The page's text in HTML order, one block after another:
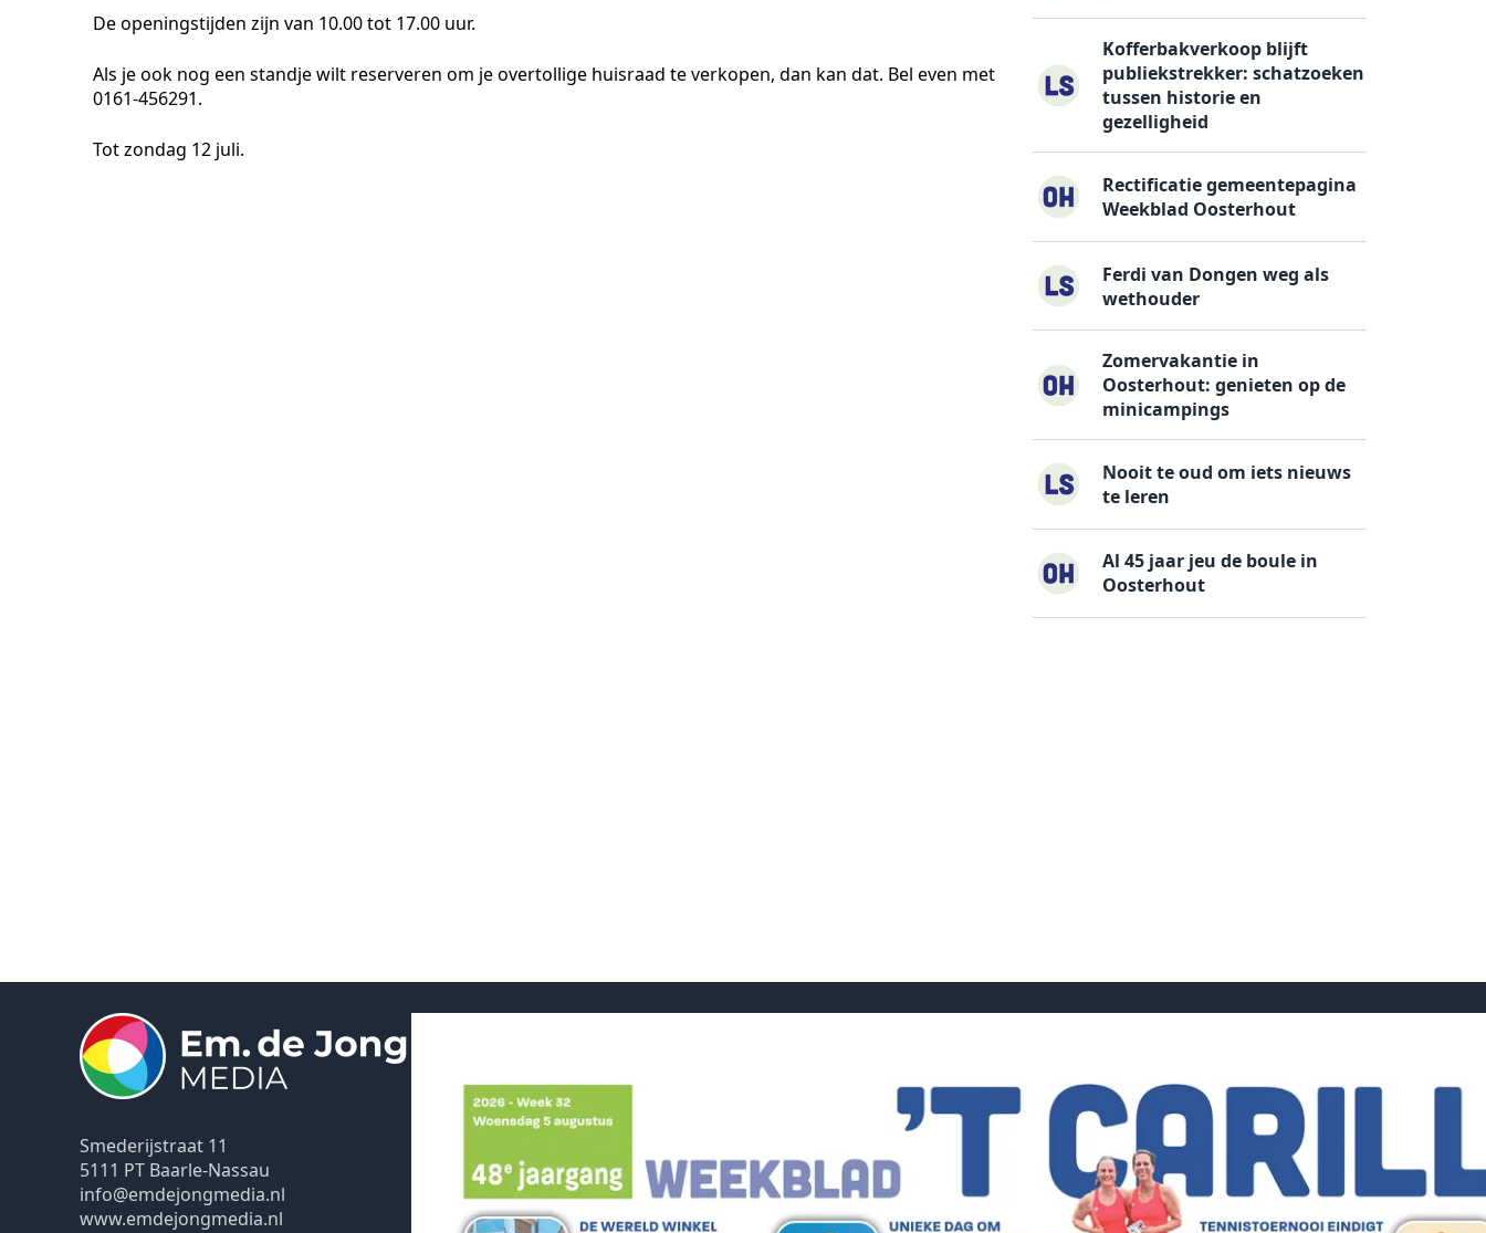
De openingstijden zijn van 10.00 tot 17.00 uur.
Als je ook nog een standje wilt reserveren om je overtollige huisraad te verkopen, dan kan dat. Bel even met
0161-456291.
Tot zondag 12 juli.
Kofferbakverkoop blijft
publiekstrekker: schatzoeken
tussen historie en
gezelligheid
Rectificatie gemeentepagina
Weekblad Oosterhout
Ferdi van Dongen weg als
wethouder
Zomervakantie in
Oosterhout: genieten op de
minicampings
Nooit te oud om iets nieuws
te leren
Al 45 jaar jeu de boule in
Oosterhout
Smederijstraat 11
5111 PT Baarle-Nassau
info@emdejongmedia.nl
www.emdejongmedia.nl